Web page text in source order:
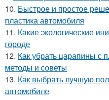
10. Быстрое и простое
пластика автомобиля
11. Какие экологические
городе
12. Как убрать царапины с
методы и советы
13. Как выбрать лучшую
автомобиле